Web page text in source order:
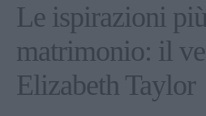
Le ispirazioni
matrimonio: il
Elizabeth Taylor